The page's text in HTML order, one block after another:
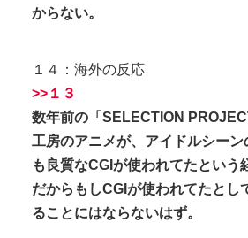
からない。
１４：海外の反応
>>１３
数年前の「SELECTION
工房のアニメが、アイドルシーン
も良質なCGIが使われてたという
だからもしCGIが使われてたとし
ることにはならないはず。